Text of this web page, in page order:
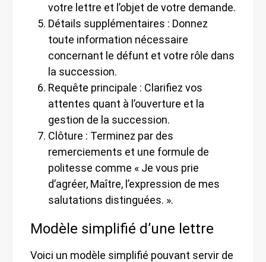
votre lettre et l’objet de votre demande.
Détails supplémentaires : Donnez
toute information nécessaire
concernant le défunt et votre rôle dans
la succession.
Requête principale : Clarifiez vos
attentes quant à l’ouverture et la
gestion de la succession.
Clôture : Terminez par des
remerciements et une formule de
politesse comme « Je vous prie
d’agréer, Maître, l’expression de mes
salutations distinguées. ».
Modèle simplifié d’une lettre
Voici un modèle simplifié pouvant servir de